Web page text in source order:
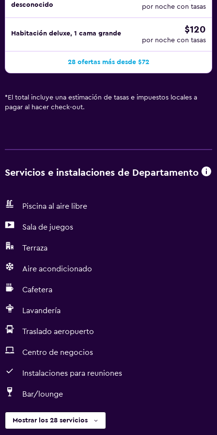
solicitar tabla de planchar con plancha. Los servicios de
ocio y esparcimiento en este apartotel incluyen una
piscina al aire libre y gimnasio. Se pueden practicar las
actividades de ocio y esparcimiento que se indican más
abajo en las instalaciones o cerca del alojamiento (es
posible que se aplique un recargo).
desconocido
por noche con tasas
Habitación deluxe, 1 cama grande $120
por noche con tasas
28 ofertas más desde $72
* El total incluye una estimación de tasas e impuestos locales a
pagar al hacer check-out.
Servicios e instalaciones de Departamento
Piscina al aire libre
Sala de juegos
Terraza
Aire acondicionado
Cafetera
Lavandería
Traslado aeropuerto
Centro de negocios
Instalaciones para reuniones
Bar/lounge
Mostrar los 28 servicios